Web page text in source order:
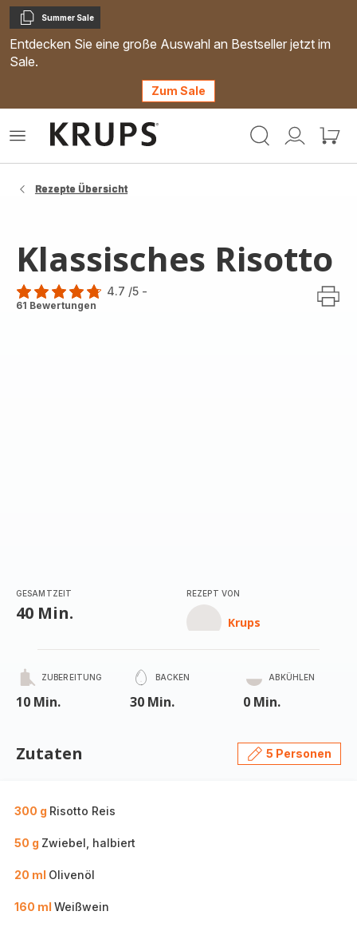
Kopieren
Summer Sale
Entdecken Sie eine große Auswahl an Bestseller jetzt im
Sale.
Zum Sale
Mein
Mein
Das
Rezepte Übersicht
Klassisches Risotto
ratings.4.7
4.7 /5 -
61 Bewertungen
GESAMTZEIT
40 Min.
REZEPT VON
Krups
ZUBEREITUNG
10 Min.
BACKEN
30 Min.
ABKÜHLEN
0 Min.
Zutaten 5 Personen
300 g Risotto Reis
50 g Zwiebel, halbiert
20 ml Olivenöl
160 ml Weißwein